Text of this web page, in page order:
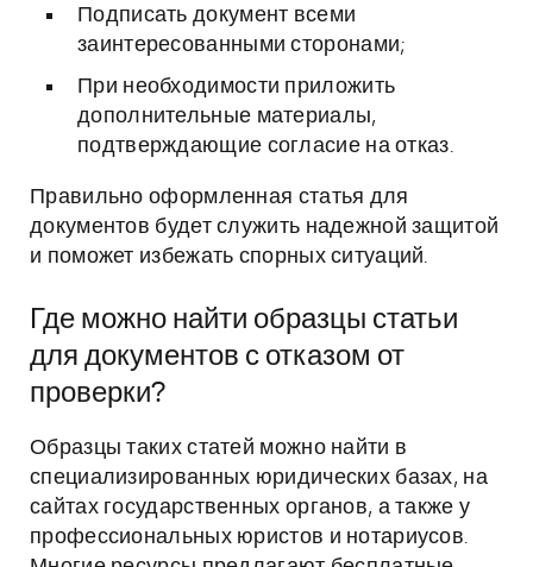
Подписать документ всеми
заинтересованными сторонами;
При необходимости приложить
дополнительные материалы,
подтверждающие согласие на отказ.
Правильно оформленная статья для
документов будет служить надежной защитой
и поможет избежать спорных ситуаций.
Где можно найти образцы статьи
для документов с отказом от
проверки?
Образцы таких статей можно найти в
специализированных юридических базах, на
сайтах государственных органов, а также у
профессиональных юристов и нотариусов.